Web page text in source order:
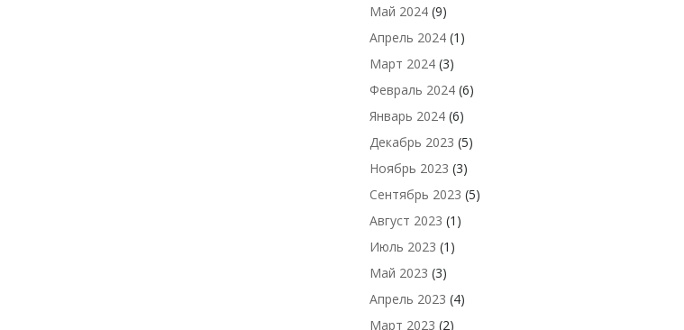
Май 2024 (9)
Апрель 2024 (1)
Март 2024 (3)
Февраль 2024 (6)
Январь 2024 (6)
Декабрь 2023 (5)
Ноябрь 2023 (3)
Сентябрь 2023 (5)
Август 2023 (1)
Июль 2023 (1)
Май 2023 (3)
Апрель 2023 (4)
Март 2023 (2)